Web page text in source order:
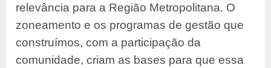
relevância para a Região Metropolitana. O
zoneamento e os programas de gestão que
construímos, com a participação da
comunidade, criam as bases para que essa